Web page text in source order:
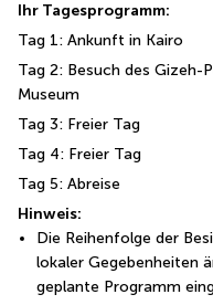
Ihr Tagesprogramm:
Tag 1: Ankunft in Kairo
Tag 2: Besuch des Gizeh-
Museum
Tag 3: Freier Tag
Tag 4: Freier Tag
Tag 5: Abreise
Hinweis:
Die Reihenfolge der
lokaler Gegebenheiten
geplante Programm